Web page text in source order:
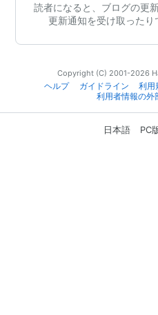
読者になると、ブログの更
更新通知を受け取ったり
Copyright (C) 2001-2026
ヘルプ
ガイドライン 利用
利用者情報の外
日本語 PC